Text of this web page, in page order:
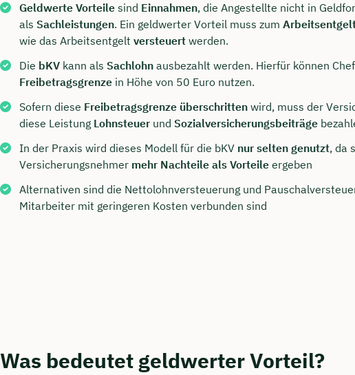
Geldwerte Vorteile sind Einnahmen, die Angestellte nicht in
als Sachleistungen. Ein geldwerter Vorteil muss zum
wie das Arbeitsentgelt versteuert werden.
Die bKV kann als Sachlohn ausbezahlt werden. Hierfür können
Freibetragsgrenze in Höhe von 50 Euro nutzen.
Sofern diese Freibetragsgrenze überschritten wird, muss der
diese Leistung Lohnsteuer und Sozialversicherungsbeiträge
In der Praxis wird dieses Modell für die bKV nur selten genutzt, da
Versicherungsnehmer mehr Nachteile als Vorteile ergeben
Alternativen sind die Nettolohnversteuerung und
Mitarbeiter mit geringeren Kosten verbunden sind
Was bedeutet geldwerter Vorteil?
Jetzt persönliches
Beratungsgespräch mit Christian
Bulik sichern 🤝